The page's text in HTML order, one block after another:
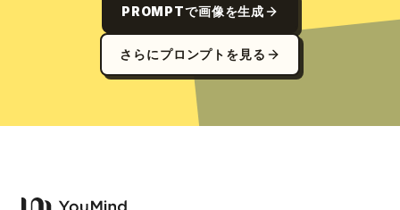
PROMPTで画像を生成
さらにプロンプトを見る